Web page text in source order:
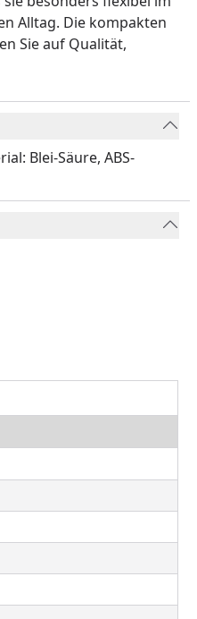
Alltag. Die kompakten
Sie auf Qualität,
Blei-Säure, ABS-